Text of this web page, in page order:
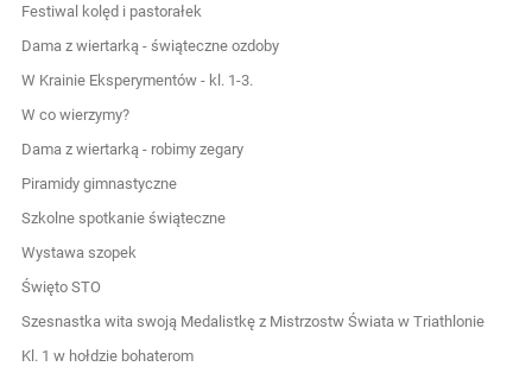
Festiwal kolęd i pastorałek
Dama z wiertarką - świąteczne ozdoby
W Krainie Eksperymentów - kl. 1-3.
W co wierzymy?
Dama z wiertarką - robimy zegary
Piramidy gimnastyczne
Szkolne spotkanie świąteczne
Wystawa szopek
Święto STO
Szesnastka wita swoją Medalistkę z Mistrzostw Świata w Triathlonie
Kl. 1 w hołdzie bohaterom